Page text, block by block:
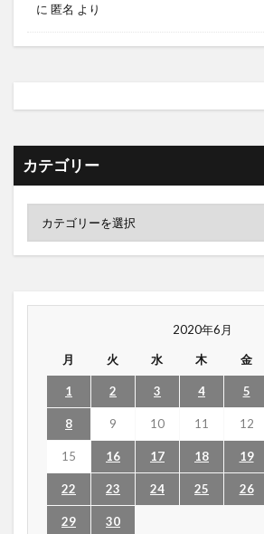
に 匿名 より
カテゴリー
2020年6月
月 火 水 木 金
1 2 3 4 5
8 9 10 11 12
15 16 17 18 19
22 23 24 25 26
29
30